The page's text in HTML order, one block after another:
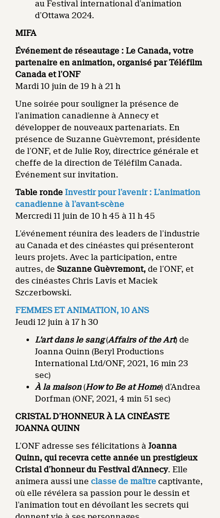
au Festival international d’animation
d’Ottawa 2024.
MIFA
Événement de réseautage : Le Canada, votre
partenaire en animation,organisé par Téléfilm
Canada et l’ONF
Mardi 10 juin de 19 h à 21 h
Une soirée pour souligner la présence de
l’animation canadienne à Annecy et
développer de nouveaux partenariats. En
présence de Suzanne Guèvremont, présidente
de l’ONF, et de Julie Roy, directrice générale et
cheffe de la direction de Téléfilm Canada.
Événement sur invitation.
Table ronde Investir pour l’avenir : L’animation
canadienne à l’avant-scène
Mercredi 11 juin de 10 h 45 à 11 h 45
L’événement réunira des leaders de l’industrie
au Canada et des cinéastes qui présenteront
leurs projets. Avec la participation, entre
autres, deSuzanne Guèvremont, de l’ONF, et
des cinéastes Chris Lavis et Maciek
Szczerbowski.
FEMMES ET ANIMATION, 10 ANS
Jeudi 12 juin à 17 h 30
L’art dans le sang(Affairs of the Art) de
Joanna Quinn (Beryl Productions
International Ltd/ONF, 2021, 16 min 23
sec)
À la maison(How to Be at Home) d’Andrea
Dorfman (ONF, 2021, 4 min 51 sec)
CRISTAL D’HONNEUR À LA CINÉASTE
JOANNA QUINN
L’ONF adresse ses félicitations àJoanna
Quinn, qui recevra cette année un prestigieux
Cristal d’honneur du Festival d’Annecy. Elle
animera aussi uneclasse de maître captivante,
où elle révélera sa passion pour le dessin et
l’animation tout en dévoilant les secrets qui